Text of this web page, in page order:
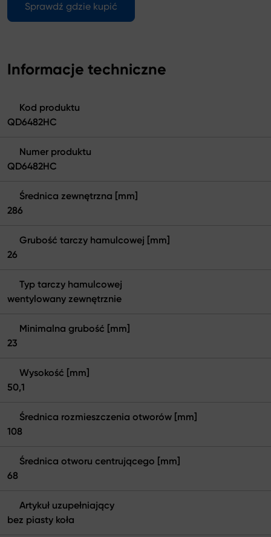
Sprawdź gdzie kupić
Informacje techniczne
Kod produktu
QD6482HC
Numer produktu
QD6482HC
Średnica zewnętrzna [mm]
286
Grubość tarczy hamulcowej [mm]
26
Typ tarczy hamulcowej
wentylowany zewnętrznie
Minimalna grubość [mm]
23
Wysokość [mm]
50,1
Średnica rozmieszczenia otworów [mm]
108
Średnica otworu centrującego [mm]
68
Artykuł uzupełniający
bez piasty koła